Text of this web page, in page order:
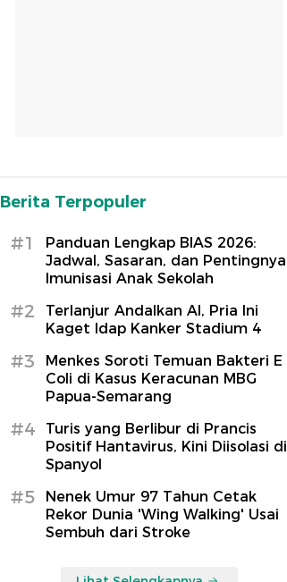
Berita Terpopuler
#1
Panduan Lengkap BIAS 2026:
Jadwal, Sasaran, dan Pentingnya
Imunisasi Anak Sekolah
#2
Terlanjur Andalkan AI, Pria Ini
Kaget Idap Kanker Stadium 4
#3
Menkes Soroti Temuan Bakteri E
Coli di Kasus Keracunan MBG
Papua-Semarang
#4
Turis yang Berlibur di Prancis
Positif Hantavirus, Kini Diisolasi di
Spanyol
#5
Nenek Umur 97 Tahun Cetak
Rekor Dunia 'Wing Walking' Usai
Sembuh dari Stroke